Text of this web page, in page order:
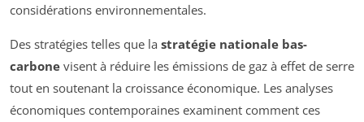
considérations environnementales.
Des stratégies telles que la stratégie nationale bas-
carbone visent à réduire les émissions de gaz à effet de serre
tout en soutenant la croissance économique. Les analyses
économiques contemporaines examinent comment ces